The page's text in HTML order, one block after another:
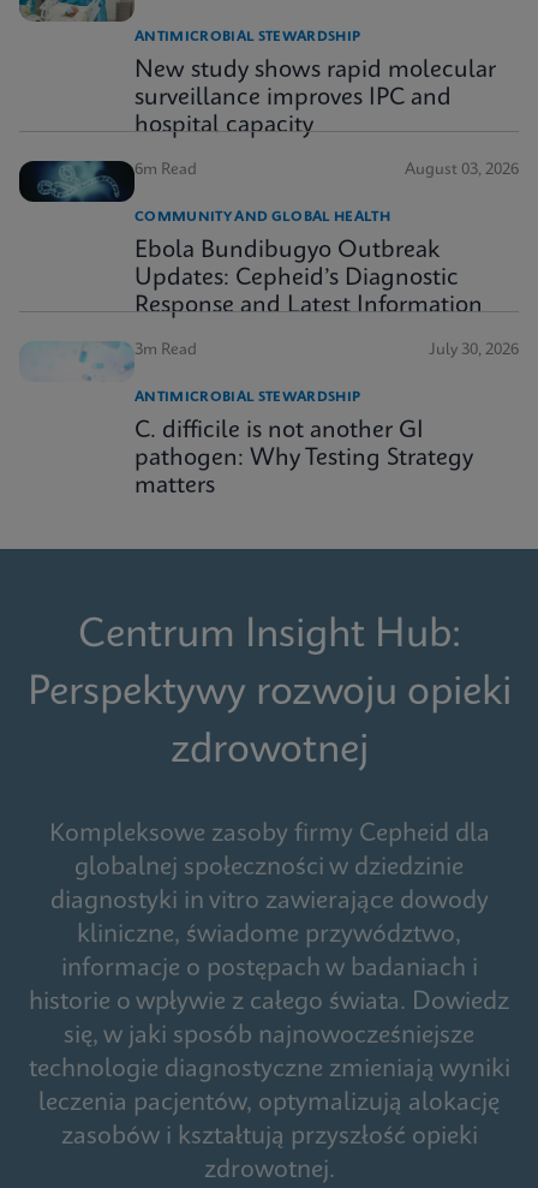
ANTIMICROBIAL STEWARDSHIP
New study shows rapid molecular
surveillance improves IPC and
hospital capacity
6m Read August 03, 2026
COMMUNITY AND GLOBAL HEALTH
Ebola Bundibugyo Outbreak
Updates: Cepheid’s Diagnostic
Response and Latest Information
3m Read July 30, 2026
ANTIMICROBIAL STEWARDSHIP
C. difficile is not another GI
pathogen: Why Testing Strategy
matters
Centrum Insight Hub:
Perspektywy rozwoju opieki
zdrowotnej
Kompleksowe zasoby firmy Cepheid dla
globalnej społeczności w dziedzinie
diagnostyki in vitro zawierające dowody
kliniczne, świadome przywództwo,
informacje o postępach w badaniach i
historie o wpływie z całego świata. Dowiedz
się, w jaki sposób najnowocześniejsze
technologie diagnostyczne zmieniają wyniki
leczenia pacjentów, optymalizują alokację
zasobów i kształtują przyszłość opieki
zdrowotnej.